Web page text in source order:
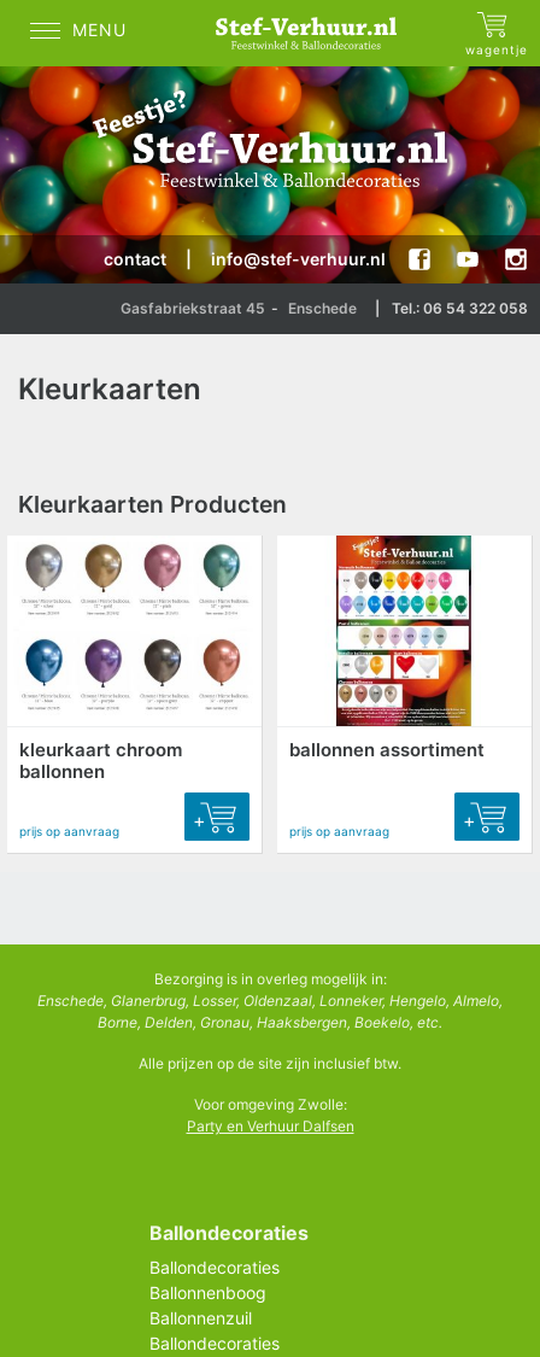
MENU
wagentje
contact info@stef-verhuur.nl
Gasfabriekstraat 45 - Enschede Tel.: 06 54 322 058
Kleurkaarten
Kleurkaarten Producten
kleurkaart chroom
ballonnen
prijs op aanvraag +
ballonnen assortiment
prijs op aanvraag +
Bezorging is in overleg mogelijk in:
Enschede, Glanerbrug, Losser, Oldenzaal, Lonneker, Hengelo, Almelo,
Borne, Delden, Gronau, Haaksbergen, Boekelo, etc.
Alle prijzen op de site zijn inclusief btw.
Voor omgeving Zwolle:
Party en Verhuur Dalfsen
Ballondecoraties
Ballondecoraties
Ballonnenboog
Ballonnenzuil
Ballondecoraties